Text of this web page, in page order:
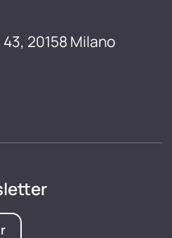
20158 Milano